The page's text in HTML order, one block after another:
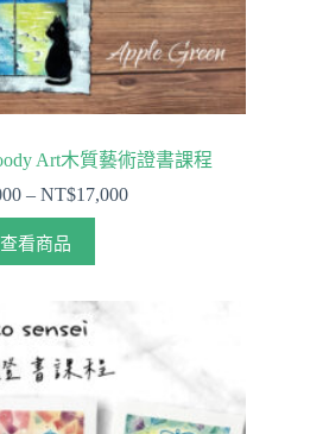
Art木質藝術證書課程
–NT$17,000
查看商品